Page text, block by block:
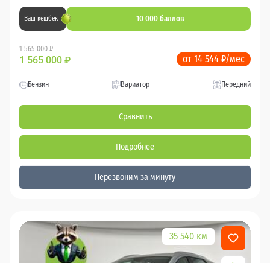
Ваш кешбек 10 000 баллов
1 565 000 ₽
1 565 000 ₽ от 14 544 ₽/мес
Бензин Вариатор Передний
Сравнить
Подробнее
Перезвоним за минуту
35 540 км